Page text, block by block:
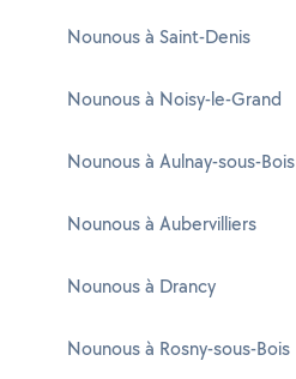
Nounous à Saint-Denis
Nounous à Noisy-le-Grand
Nounous à Aulnay-sous-Bois
Nounous à Aubervilliers
Nounous à Drancy
Nounous à Rosny-sous-Bois